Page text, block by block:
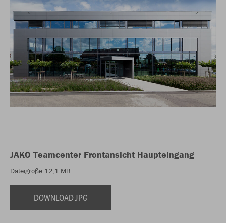
JAKO Teamcenter Frontansicht Haupteingang
Dateigröße 12,1 MB
DOWNLOAD JPG